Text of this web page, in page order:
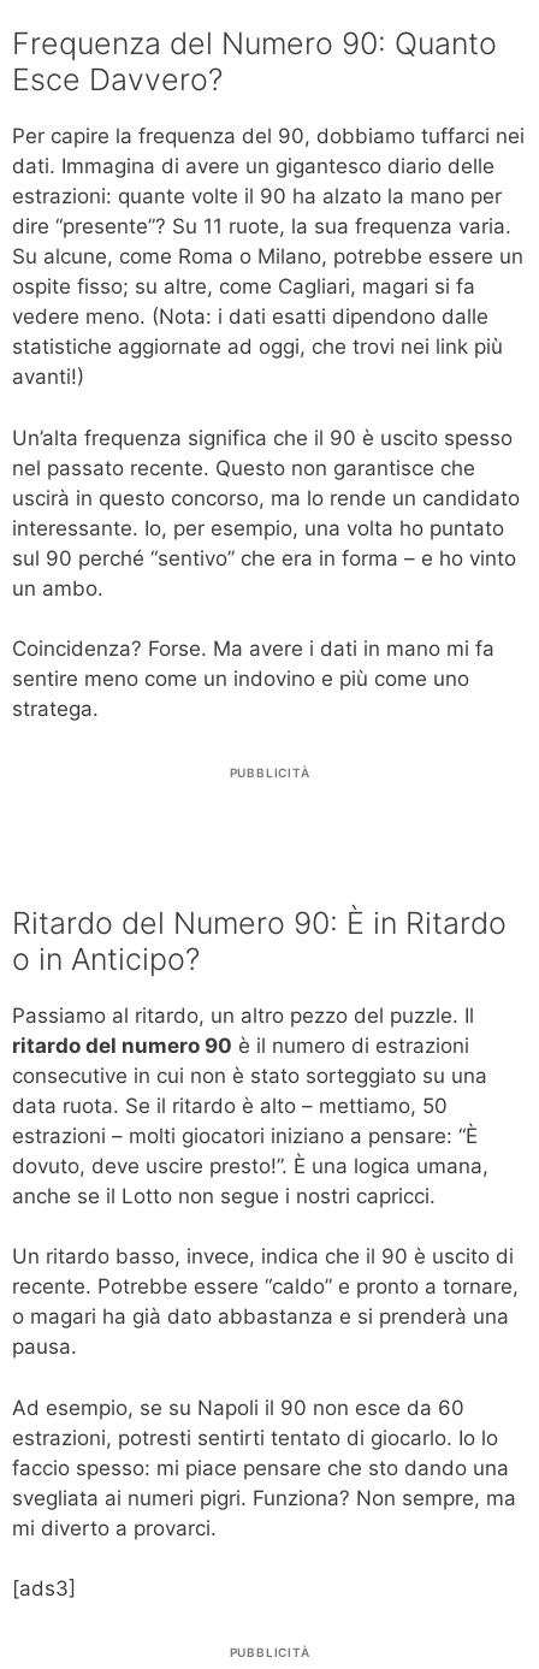
Frequenza del Numero 90: Quanto
Esce Davvero?
Per capire la frequenza del 90, dobbiamo tuffarci nei
dati. Immagina di avere un gigantesco diario delle
estrazioni: quante volte il 90 ha alzato la mano per
dire “presente”? Su 11 ruote, la sua frequenza varia.
Su alcune, come Roma o Milano, potrebbe essere un
ospite fisso; su altre, come Cagliari, magari si fa
vedere meno. (Nota: i dati esatti dipendono dalle
statistiche aggiornate ad oggi, che trovi nei link più
avanti!)
Un’alta frequenza significa che il 90 è uscito spesso
nel passato recente. Questo non garantisce che
uscirà in questo concorso, ma lo rende un candidato
interessante. Io, per esempio, una volta ho puntato
sul 90 perché “sentivo” che era in forma – e ho vinto
un ambo.
Coincidenza? Forse. Ma avere i dati in mano mi fa
sentire meno come un indovino e più come uno
stratega.
PUBBLICITÀ
Ritardo del Numero 90: È in Ritardo
o in Anticipo?
Passiamo al ritardo, un altro pezzo del puzzle. Il
ritardo del numero 90 è il numero di estrazioni
consecutive in cui non è stato sorteggiato su una
data ruota. Se il ritardo è alto – mettiamo, 50
estrazioni – molti giocatori iniziano a pensare: “È
dovuto, deve uscire presto!”. È una logica umana,
anche se il Lotto non segue i nostri capricci.
Un ritardo basso, invece, indica che il 90 è uscito di
recente. Potrebbe essere “caldo” e pronto a tornare,
o magari ha già dato abbastanza e si prenderà una
pausa.
Ad esempio, se su Napoli il 90 non esce da 60
estrazioni, potresti sentirti tentato di giocarlo. Io lo
faccio spesso: mi piace pensare che sto dando una
svegliata ai numeri pigri. Funziona? Non sempre, ma
mi diverto a provarci.
[ads3]
PUBBLICITÀ